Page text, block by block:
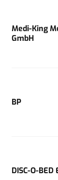
Medi-King
GmbH
BP
DISC-O-BED